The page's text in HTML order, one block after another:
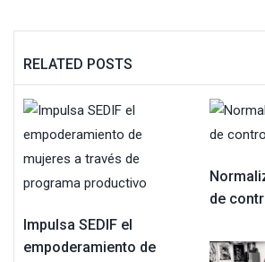
RELATED POSTS
Impulsa SEDIF el
empoderamiento de
de